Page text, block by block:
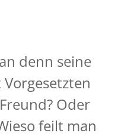
denn seine
Oder
feilt man